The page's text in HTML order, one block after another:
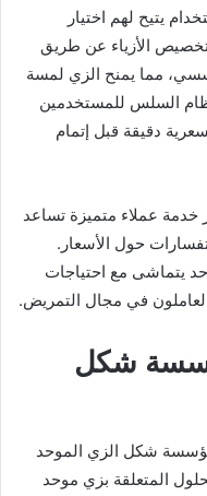
يتيح لهم اختيار
تخصيص الأزياء عن طريق
مما يمنح الزي لمسة
السلس للمستخدمين
دقيقة قبل إتمام
خدمة عملاء متميزة تساعد
حول الأسعار.
يتماشى مع احتياجات
في مجال التمريض.
شكل
شكل الزي الموحد
المتعلقة بزي موحد